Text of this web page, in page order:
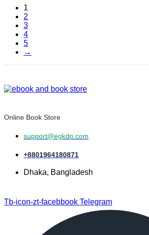
1
2
3
4
5
→
Online Book Store
support@egkdp.com
+8801964180871
Dhaka, Bangladesh
Tb-icon-zt-facebbook Telegram